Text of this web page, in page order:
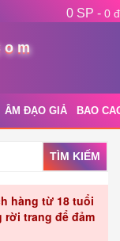
0 SP - 0 đ
ÂM ĐẠO GIẢ BAO
TÌM KIẾM
hàng từ 18 tuổi
trang để đảm